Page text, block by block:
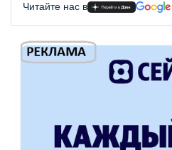
Читайте нас в